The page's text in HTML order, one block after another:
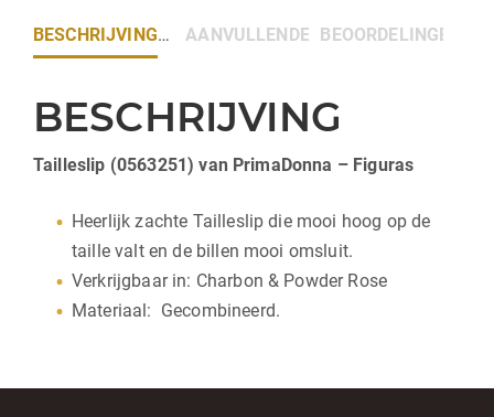
BESCHRIJVING AANVULLENDE INFORMATIE
BEOORDELINGEN (0)
BESCHRIJVING
Tailleslip (0563251) van PrimaDonna – Figuras
Heerlijk zachte Tailleslip die mooi hoog op de
taille valt en de billen mooi omsluit.
Verkrijgbaar in: Charbon & Powder Rose
Materiaal: Gecombineerd.